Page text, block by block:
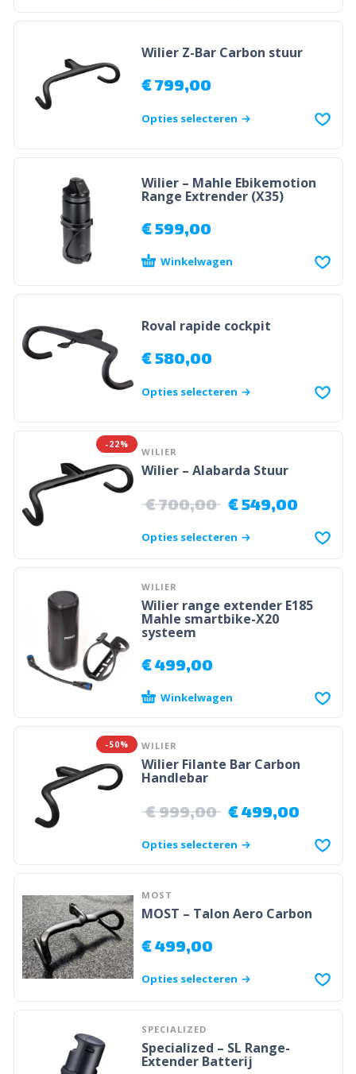
Wilier Z-Bar Carbon stuur
€799,00
Opties selecteren
Wilier – Mahle Ebikemotion
Range Extrender (X35)
€599,00
Winkelwagen
Roval rapide cockpit
€580,00
Opties selecteren
-22%
WILIER
Wilier – Alabarda Stuur
€700,00 €549,00
Opties selecteren
WILIER
Wilier range extender E185
Mahle smartbike-X20
systeem
€499,00
Winkelwagen
-50% WILIER
Wilier Filante Bar Carbon
Handlebar
€999,00 €499,00
Opties selecteren
MOST
MOST – Talon Aero Carbon
€499,00
Opties selecteren
SPECIALIZED
Specialized – SL Range-
Extender Batterij